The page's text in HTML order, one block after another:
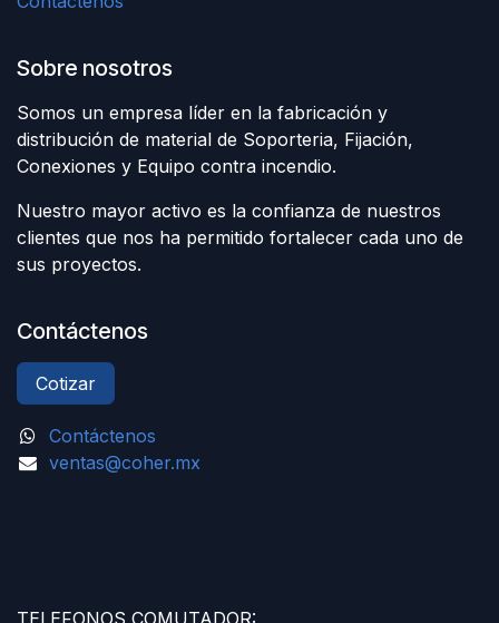
Sobre nosotros
Somos un empresa líder en la fabricación y
distribución de material de Soporteria, Fijación,
Conexiones y Equipo contra incendio.
Nuestro mayor activo es la confianza de nuestros
clientes que nos ha permitido fortalecer cada uno de
sus proyectos.
Contáctenos
Cotizar
Contáctenos
ventas@coher.mx